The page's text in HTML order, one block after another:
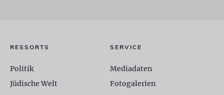
RESSORTS
Politik
Jüdische Welt
SERVICE
Mediadaten
Fotogalerien